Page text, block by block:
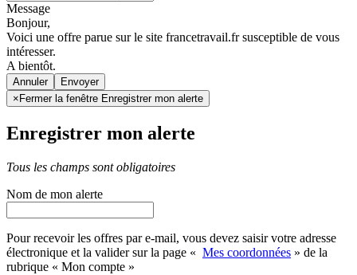
Message
Bonjour,
Voici une offre parue sur le site francetravail.fr susceptible de vous
intéresser.
A bientôt.
Annuler
× Fermer la fenêtre Enregistrer mon alerte
Enregistrer mon alerte
Tous les champs sont obligatoires
Nom de mon alerte
Pour recevoir les offres par e-mail, vous devez saisir votre adresse
électronique et la valider sur la page « Mes coordonnées » de la
rubrique « Mon compte »